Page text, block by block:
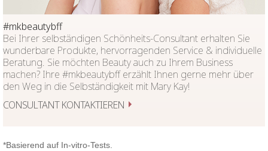
#mkbeautybff
Bei Ihrer selbständigen Schönheits-Consultant erhalten Sie
wunderbare Produkte, hervorragenden Service & individuelle
Beratung. Sie möchten Beauty auch zu Ihrem Business
machen? Ihre #mkbeautybff erzählt Ihnen gerne mehr über
den Weg in die Selbständigkeit mit Mary Kay!
CONSULTANT KONTAKTIEREN
*Basierend auf In-vitro-Tests.